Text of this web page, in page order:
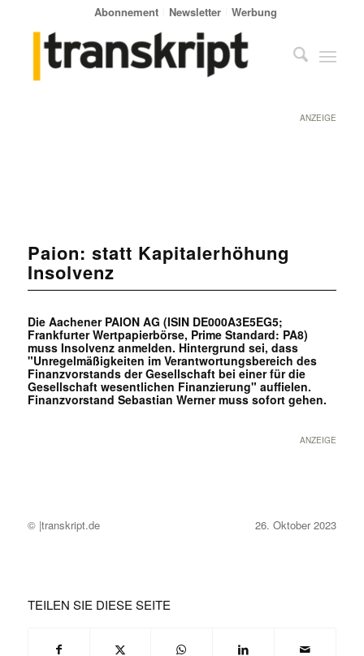
Abonnement Newsletter Werbung
ANZEIGE
Paion: statt Kapitalerhöhung
Insolvenz
Die Aachener PAION AG (ISIN DE000A3E5EG5;
Frankfurter Wertpapierbörse, Prime Standard: PA8)
muss Insolvenz anmelden. Hintergrund sei, dass
"Unregelmäßigkeiten im Verantwortungsbereich des
Finanzvorstands der Gesellschaft bei einer für die
Gesellschaft wesentlichen Finanzierung" auffielen.
Finanzvorstand Sebastian Werner muss sofort gehen.
ANZEIGE
© |transkript.de 26. Oktober 2023
TEILEN SIE DIESE SEITE